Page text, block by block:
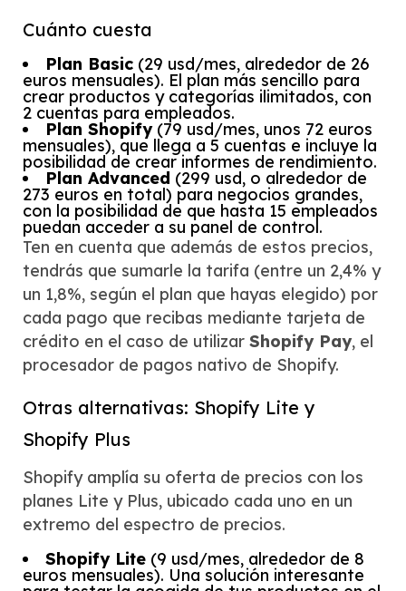
Cuánto cuesta
Plan Basic (29 usd/mes, alrededor de 26
euros mensuales). El plan más sencillo para
crear productos y categorías ilimitados, con
2 cuentas para empleados.
Plan Shopify(79 usd/mes, unos 72 euros
mensuales), que llega a 5 cuentas e incluye la
posibilidad de crear informes de rendimiento.
Plan Advanced (299 usd, o alrededor de
273 euros en total) para negocios grandes,
con la posibilidad de que hasta 15 empleados
puedan acceder a su panel de control.
Ten en cuenta que además de estos precios,
tendrás que sumarle la tarifa (entre un 2,4% y
un 1,8%, según el plan que hayas elegido) por
cada pago que recibas mediante tarjeta de
crédito en el caso de utilizarShopify Pay, el
procesador de pagos nativo de Shopify.
Otras alternativas: Shopify Lite y
Shopify Plus
Shopify amplía su oferta de precios con los
planes Lite y Plus, ubicado cada uno en un
extremo del espectro de precios.
Shopify Lite (9 usd/mes, alrededor de 8
euros mensuales). Una solución interesante